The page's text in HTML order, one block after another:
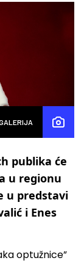
publika će
u regionu
u predstavi
i Enes
optužnice”